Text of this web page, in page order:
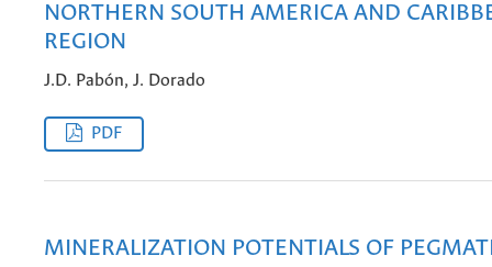
NORTHERN SOUTH AMERICA AND
REGION
J.D. Pabón, J. Dorado
PDF
MINERALIZATION POTENTIALS OF